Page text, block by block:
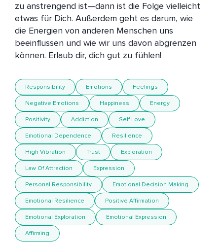
zu anstrengend ist—dann ist die Folge vielleicht
etwas für Dich. Außerdem geht es darum, wie
die Energien von anderen Menschen uns
beeinflussen und wie wir uns davon abgrenzen
können. Erlaub dir, dich gut zu fühlen!
Responsibility Emotions Feelings
Negative Emotions Happiness Energy
Positivity Addiction Self Love
Emotional Dependence Resilience
High Vibration Trust Exploration
Law Of Attraction Expression
Personal Responsibility Emotional Decision Making
Emotional Resilience Positive Affirmation
Emotional Exploration Emotional Expression
Affirming